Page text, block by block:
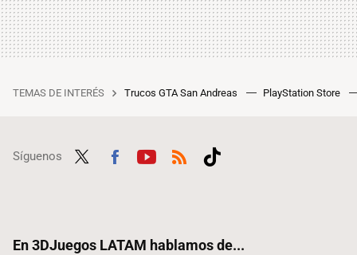
TEMAS DE INTERÉS Trucos GTA San Andreas PlayStation Store
Síguenos
En 3DJuegos LATAM hablamos de...